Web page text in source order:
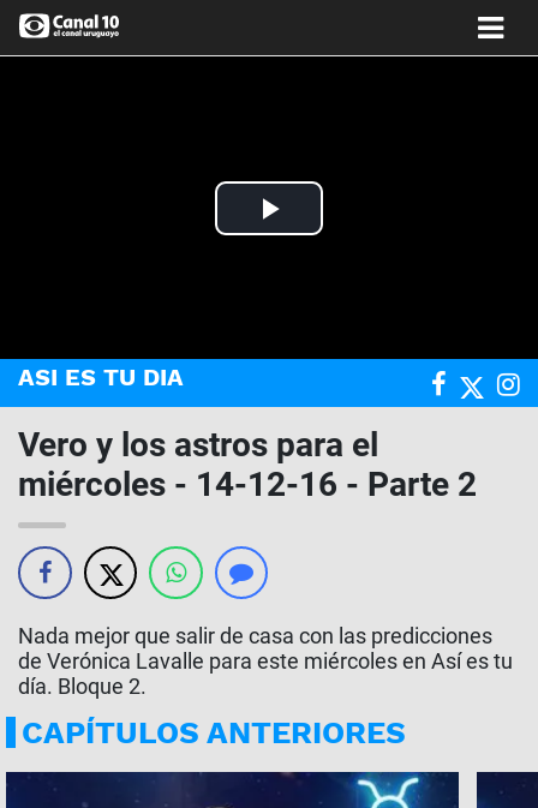
Play
ASI ES TU DIA
Vero y los astros para el
miércoles - 14-12-16 - Parte 2
Nada mejor que salir de casa con las predicciones
de Verónica Lavalle para este miércoles en Así es tu
día. Bloque 2.
CAPÍTULOS ANTERIORES